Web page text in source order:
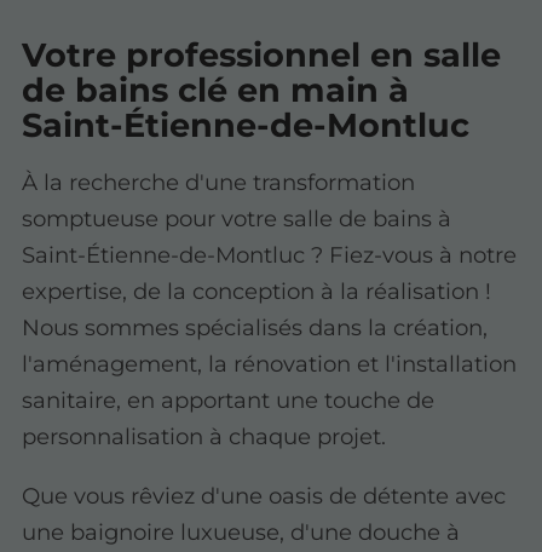
Votre professionnel en salle
de bains clé en main à
Saint-Étienne-de-Montluc
À la recherche d'une transformation
somptueuse pour votre salle de bains à
Saint-Étienne-de-Montluc ? Fiez-vous à notre
expertise, de la conception à la réalisation !
Nous sommes spécialisés dans la création,
l'aménagement, la rénovation et l'installation
sanitaire, en apportant une touche de
personnalisation à chaque projet.
Que vous rêviez d'une oasis de détente avec
une baignoire luxueuse, d'une douche à